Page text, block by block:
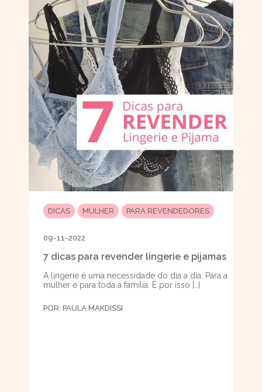
DICAS MULHER PARA REVENDEDORES
09-11-2022
7 dicas para revender lingerie e pijamas
A lingerie é uma necessidade do dia a dia. Para a
mulher e para toda a família. É por isso […]
POR: PAULA MAKDISSI